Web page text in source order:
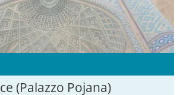
(Palazzo Pojana)